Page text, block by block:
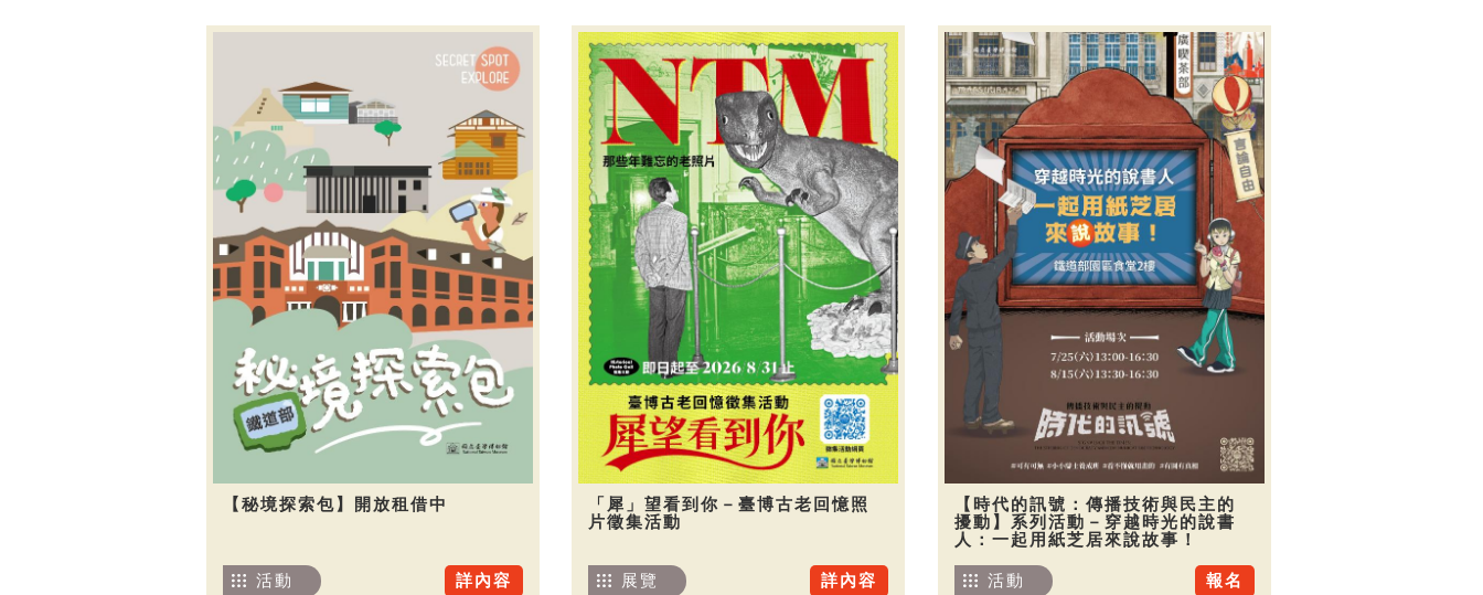
【秘境探索包】開放租借中
詳內容
活動
「犀」望看到你－臺博古老回憶照
片徵集活動
詳內容
展覽
【時代的訊號：傳播技術與民主的
擾動】系列活動－穿越時光的說書
人：一起用紙芝居來說故事！
報名
活動